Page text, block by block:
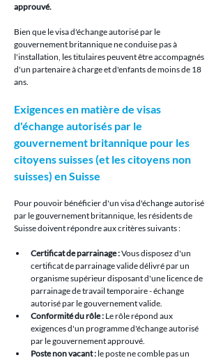
approuvé.
Bien que le visa d'échange autorisé par le
gouvernement britannique ne conduise pas à
l'installation, les titulaires peuvent être accompagnés
d'un partenaire à charge et d'enfants de moins de 18
ans.
Exigences en matière de visas
d'échange autorisés par le
gouvernement britannique pour les
citoyens suisses (et les citoyens non
suisses) en Suisse
Pour pouvoir bénéficier d'un visa d'échange autorisé
par le gouvernement britannique, les résidents de
Suisse doivent répondre aux critères suivants :
Certificat de parrainage : Vous disposez d'un
certificat de parrainage valide délivré par un
organisme supérieur disposant d'une licence de
parrainage de travail temporaire - échange
autorisé par le gouvernement valide.
Conformité du rôle : Le rôle répond aux
exigences d'un programme d'échange autorisé
par le gouvernement approuvé.
Poste non vacant : le poste ne comble pas un